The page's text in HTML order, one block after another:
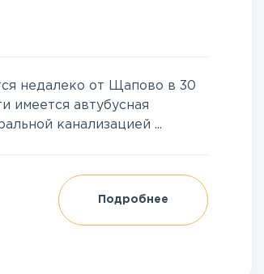
недалеко от Щапово в 30
имеется автубусная
канализацией ...
Подробнее